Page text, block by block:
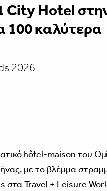
City Hotel
100 καλύτερα
2026
hôtel-maison του
με το βλέμμα
στα Travel + Leisure